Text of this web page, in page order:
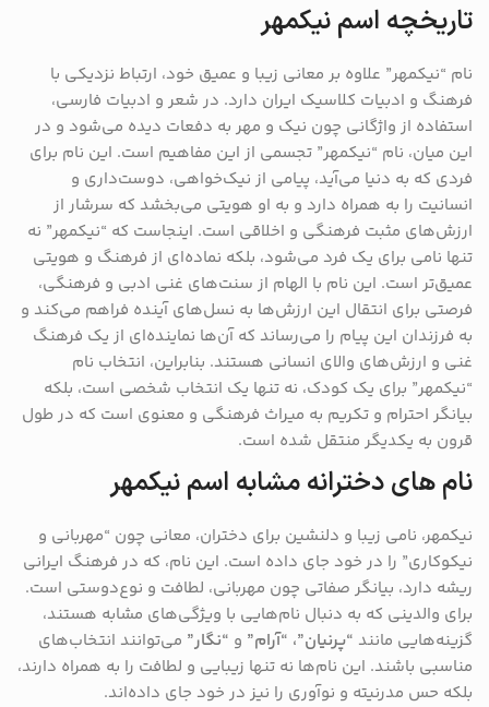
تاریخچه اسم نیکمهر
نام “نیکمهر” علاوه بر معانی زیبا و عمیق خود، ارتباط نزدیکی با
فرهنگ و ادبیات کلاسیک ایران دارد. در شعر و ادبیات فارسی،
استفاده از واژگانی چون نیک و مهر به دفعات دیده می‌شود و در
این میان، نام “نیکمهر” تجسمی از این مفاهیم است. این نام برای
فردی که به دنیا می‌آید، پیامی از نیک‌خواهی، دوست‌داری و
انسانیت را به همراه دارد و به او هویتی می‌بخشد که سرشار از
ارزش‌های مثبت فرهنگی و اخلاقی است. اینجاست که “نیکمهر” نه
تنها نامی برای یک فرد می‌شود، بلکه نماده‌ای از فرهنگ و هویتی
عمیق‌تر است. این نام با الهام از سنت‌های غنی ادبی و فرهنگی،
فرصتی برای انتقال این ارزش‌ها به نسل‌های آینده فراهم می‌کند و
به فرزندان این پیام را می‌رساند که آن‌ها نماینده‌ای از یک فرهنگ
غنی و ارزش‌های والای انسانی هستند. بنابراین، انتخاب نام
“نیکمهر” برای یک کودک، نه تنها یک انتخاب شخصی است، بلکه
بیانگر احترام و تکریم به میراث فرهنگی و معنوی است که در طول
قرون به یکدیگر منتقل شده است.
نام های دخترانه مشابه اسم نیکمهر
نیکمهر، نامی زیبا و دلنشین برای دختران، معانی چون “مهربانی و
نیکوکاری” را در خود جای داده است. این نام، که در فرهنگ ایرانی
ریشه دارد، بیانگر صفاتی چون مهربانی، لطافت و نوع‌دوستی است.
برای والدینی که به دنبال نام‌هایی با ویژگی‌های مشابه هستند،
گزینه‌هایی مانند “پرنیان”، “آرام” و “نگار” می‌توانند انتخاب‌های
مناسبی باشند. این نام‌ها نه تنها زیبایی و لطافت را به همراه دارند،
بلکه حس مدرنیته و نوآوری را نیز در خود جای داده‌اند.